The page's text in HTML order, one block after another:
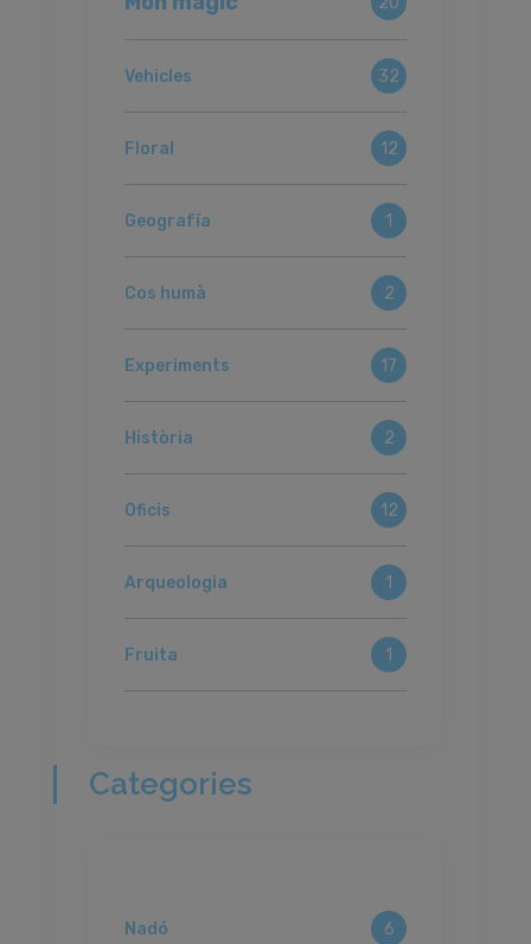
Vehicles 32
Floral 12
Geografía 1
Cos humà 2
Experiments 17
Història 2
Oficis 12
Arqueologia 1
Fruita 1
Categories
Nadó 6